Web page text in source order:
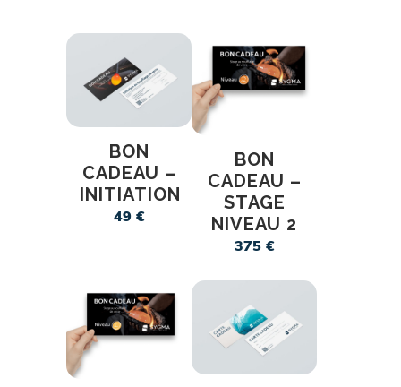
BON
CADEAU –
INITIATION
49 €
BON
CADEAU –
STAGE
NIVEAU 2
375 €